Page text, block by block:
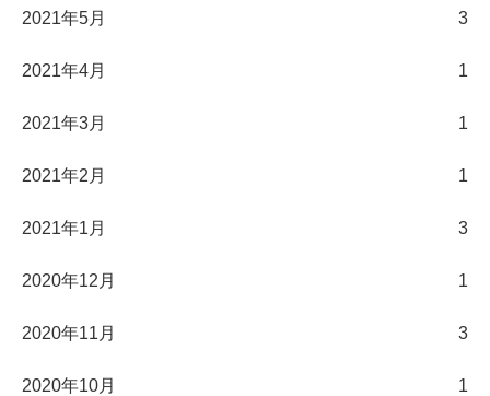
2021年5月 3
2021年4月 1
2021年3月 1
2021年2月 1
2021年1月 3
2020年12月 1
2020年11月 3
2020年10月 1